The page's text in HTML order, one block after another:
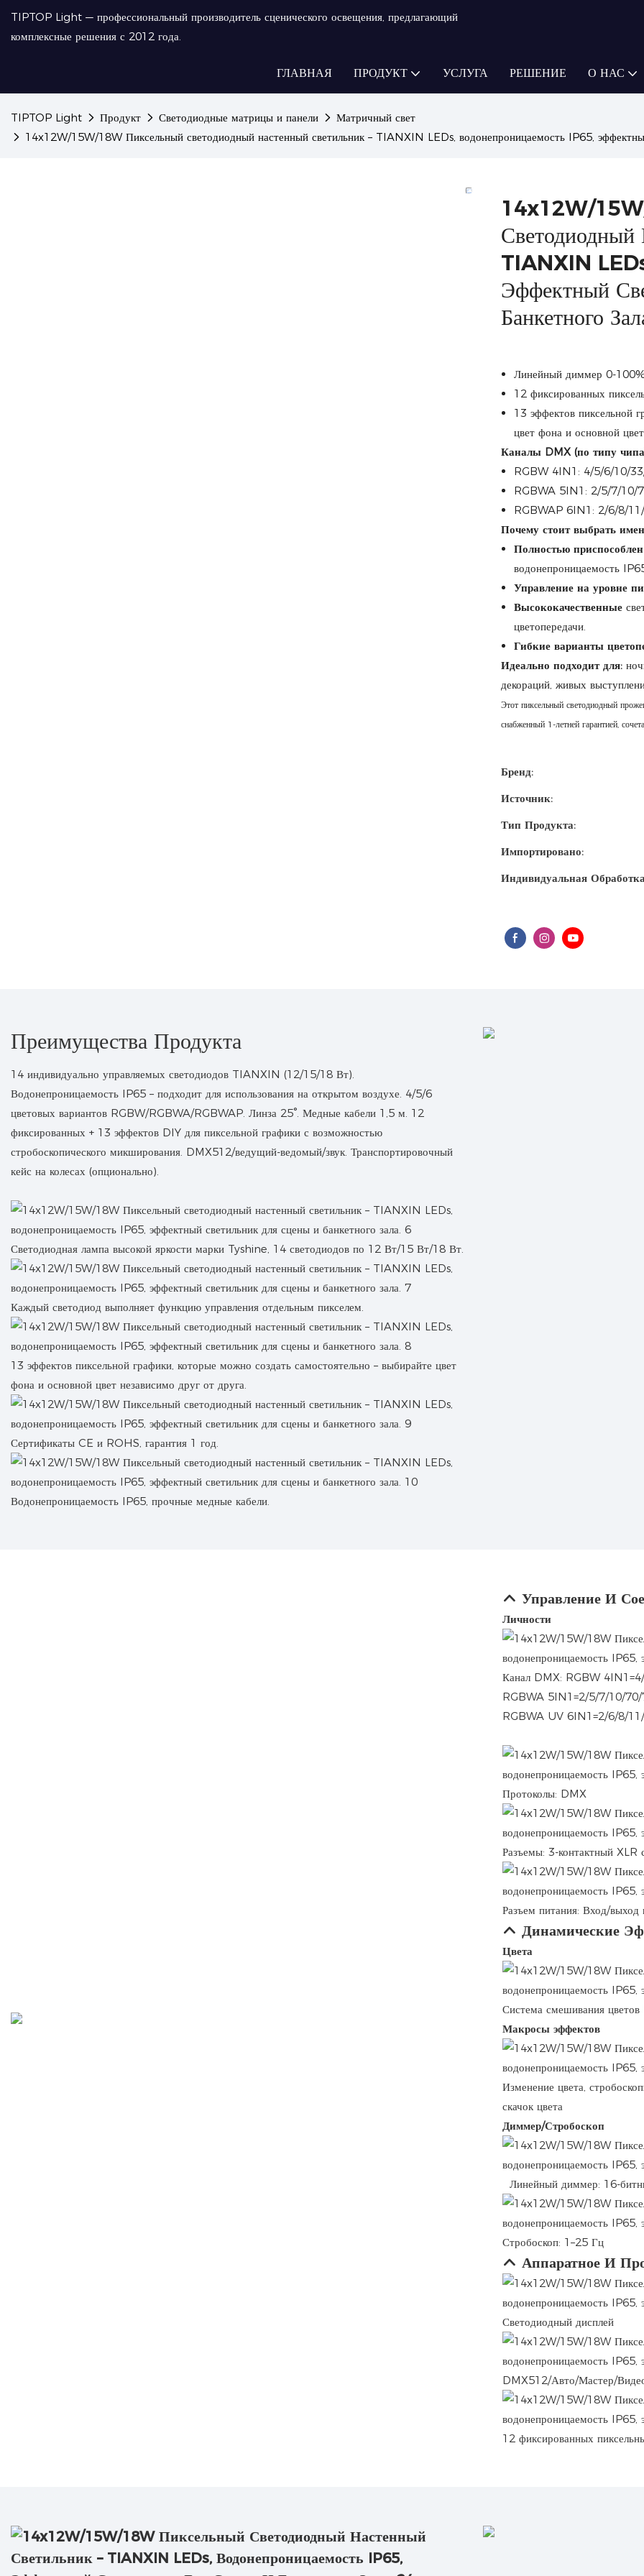
TIPTOP Light — профессиональный производитель сценического освещения, предлагающий
комплексные решения с 2012 года.
ГЛАВНАЯ ПРОДУКТ УСЛУГА РЕШЕНИЕ О НАС
TIPTOP Light Продукт Светодиодные матрицы и панели
Матричный свет
14x12W/15W/18W Пиксельный светодиодный настенный светильник – TIANXIN LEDs, водонепроницаемость IP65,
14x12W/
Светодиодный
TIANXIN
Эффектный
Банкетного
Линейный диммер 0-100%
12 фиксированных
13 эффектов пиксельной
цвет фона и основной
Каналы DMX (по типу
RGBW 4IN1: 4/5/6/10/
RGBWA 5IN1: 2/5/7/10/
RGBWAP 6IN1: 2/6/8/
Почему стоит выбрать
Полностью
водонепроницаемость
Управление на уровне
Высококачественные
цветопередачи.
Гибкие варианты
Идеально подходит для:
декораций, живых
Этот пиксельный светодиодный
снабженный 1-летней гарантией,
Бренд:
Источник:
Тип Продукта:
Импортировано:
Индивидуальная
Преимущества Продукта
14 индивидуально управляемых светодиодов TIANXIN (12/15/18 Вт).
Водонепроницаемость IP65 – подходит для использования на открытом воздухе. 4/5/6
цветовых вариантов RGBW/RGBWA/RGBWAP. Линза 25°. Медные кабели 1,5 м. 12
фиксированных + 13 эффектов DIY для пиксельной графики с возможностью
стробоскопического микширования. DMX512/ведущий-ведомый/звук. Транспортировочный
кейс на колесах (опционально).
Светодиодная лампа высокой яркости марки Tyshine, 14 светодиодов по 12 Вт/15 Вт/18 Вт.
Каждый светодиод выполняет функцию управления отдельным пикселем.
13 эффектов пиксельной графики, которые можно создать самостоятельно – выбирайте цвет
фона и основной цвет независимо друг от друга.
Сертификаты CE и ROHS, гарантия 1 год.
Водонепроницаемость IP65, прочные медные кабели.
Управление И
Личности
Канал DMX: RGBW
RGBWA 5IN1=2/5/7/10/
RGBWA UV 6IN1=2/6/8/
Протоколы: DMX
Разъемы: 3-контактный XLR
Разъем питания: Вход/выход
Динамические
Цвета
Система смешивания
Макросы эффектов
Изменение цвета,
скачок цвета
Диммер/Стробоскоп
Линейный диммер: 16-
Стробоскоп: 1–25 Гц
Аппаратное И
Светодиодный дисплей
DMX512/Авто/Мастер/
12 фиксированных